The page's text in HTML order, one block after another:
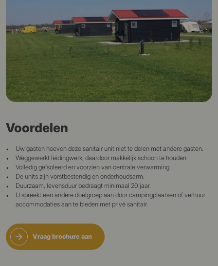
Voordelen
Uw gasten hoeven deze sanitair unit niet te delen met andere gasten.
Weggewerkt leidingwerk, daardoor makkelijk schoon te houden.
Volledig geïsoleerd en voorzien van centrale verwarming.
De units zijn vorstbestendig en onderhoudsarm.
Duurzaam, levensduur bedraagt minimaal 20 jaar.
U spreekt een andere doelgroep aan door campingplaatsen of verhuur
accommodaties aan te bieden met privé sanitair.
Vraag brochure aan